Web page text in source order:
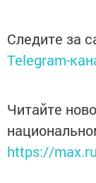
Следите за
Telegram-
Читайте
https://